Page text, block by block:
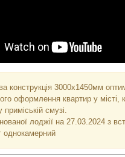
конструкція 3000х1450мм
оформлення квартир у місті,
приміській смузі.
лоджії на 27.03.2024 з
однокамерний